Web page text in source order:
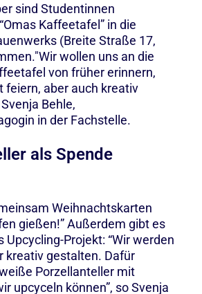
sind Studentinnen
Kaffeetafel” in die
(Breite Straße 17,
wollen uns an die
von früher erinnern,
feiern, aber auch kreativ
Behle,
in der Fachstelle.
als Spende
Weihnachtskarten
gießen!” Außerdem gibt es
Upcycling-Projekt: “Wir werden
kreativ gestalten. Dafür
Porzellanteller mit
upcyceln können”, so Svenja